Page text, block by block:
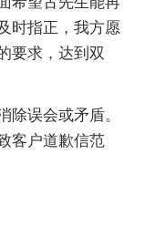
时指正，我方愿
要求，达到双
除误会或矛盾。
客户道歉信范